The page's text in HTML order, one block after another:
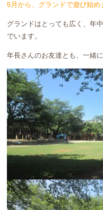
5月から、グランドで遊び始め
グランドはとっても広く、年
でいます。
年長さんのお友達とも、一緒